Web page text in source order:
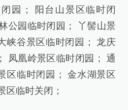
园； 阳台山景区临时闭
公园临时闭园； 丫髻山景
峡谷景区临时闭园； 龙庆
凤凰岭景区临时闭园； 通
区临时闭园； 金水湖景区
区临时关闭；